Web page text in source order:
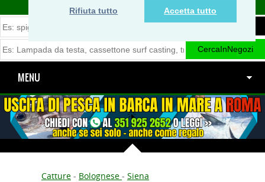
Rifiuta tutto Accetta tutto
MENU
Catture - Bolognese - Siena